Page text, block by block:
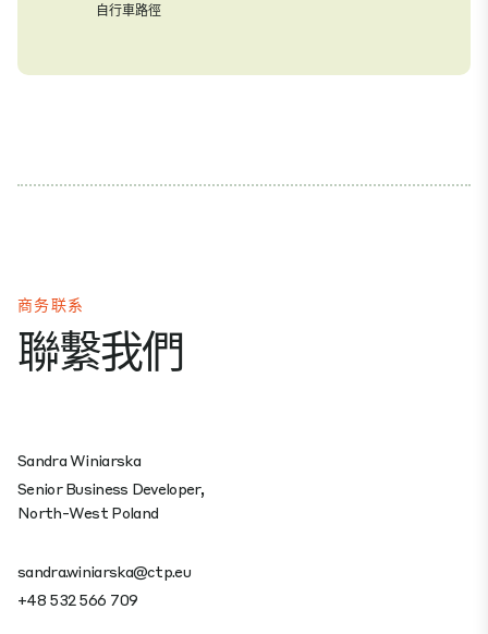
自行車路徑
商务联系
聯繫我們
Sandra Winiarska
Senior Business Developer,
North-West Poland
sandra.winiarska@ctp.eu
+48 532 566 709